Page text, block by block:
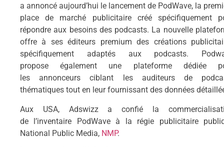
a annoncé aujourd’hui le lancement de PodWave, la
place de marché publicitaire créé spécifiquement
répondre aux besoins des podcasts. La nouvelle
offre à ses éditeurs premium des créations
spécifiquement adaptés aux podcasts.
propose également une plateforme dédiée
les annonceurs ciblant les auditeurs de
thématiques tout en leur fournissant des données
Aux USA, Adswizz a confié la
de l’inventaire PodWave à la régie publicitaire
National Public Media, NMP.